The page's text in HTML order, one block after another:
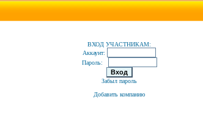
ВХОД УЧАСТНИКАМ:
Аккаунт:
Пароль:
Забыл пароль
Добавить компанию